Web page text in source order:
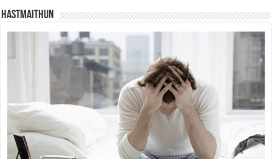
Hastmaithun